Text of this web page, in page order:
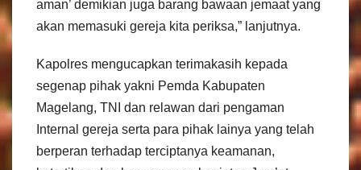
aman’ demikian juga barang bawaan jemaat yang
akan memasuki gereja kita periksa,” lanjutnya.
Kapolres mengucapkan terimakasih kepada
segenap pihak yakni Pemda Kabupaten
Magelang, TNI dan relawan dari pengaman
Internal gereja serta para pihak lainya yang telah
berperan terhadap terciptanya keamanan,